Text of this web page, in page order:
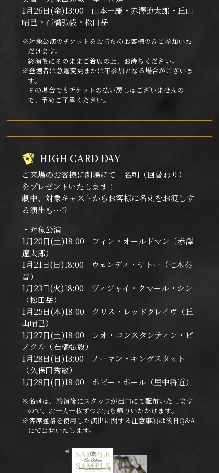
1月26日(金)13:00 山本一慶・赤澤遼太郎・丘山
晴己・石橋弘毅・松田岳
※対象公演のチケットをお持ちのお客様のみご参加いた
だけます。
終演後にそのままご着席の上、お待ちください。
※登壇者は急遽変更または不参加となる場合がございま
す。
その場合でもチケットの払い戻しはございませんの
で、予めご了承ください。
HIGH CARD DAY
ご来場のお客様に劇場にて「名刺（回替わり）」
をプレゼントいたします！
劇中、対象キャストからお客様に名刺をお渡しす
る演出も…⁉
・対象公演
1月20日(土)18:00 フィン・オールドマン（赤澤
遼太郎）
1月21日(日)18:00 ウェンディ・サトー（七木奏
音）
1月23日(火)18:00 ヴィジャイ・クマール・シン
（松田岳）
1月25日(木)18:00 クリス・レッドグレイヴ（丘
山晴己）
1月27日(土)18:00 レオ・コンスタンティン・ピ
ノクル（石橋弘毅）
1月28日(日)13:00 ノーマン・キングスタット
（久保田秀敏）
1月28日(日)18:00 ボビー・ボール（里中将道）
※名刺は、終演後にスタッフが出口にて配布いたします
ので、お一人一枚ずつお持ち帰りいただけます。
※客席通路を使用した演出に関する注意事項は後日Q&A
にて公開いたします。